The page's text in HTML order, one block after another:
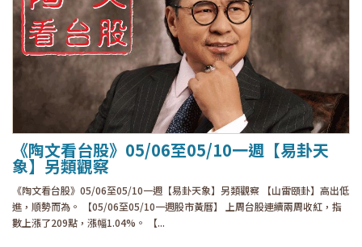
《陶文看台股》05/06至05/10一週【易卦天
象】另類觀察
《陶文看台股》05/06至05/10一週【易卦天象】另類觀察 【山雷頤卦】高出低
進，順勢而為。 【05/06至05/10一週股市黃曆】 上周台股連續兩周收紅，指
數上漲了209點，漲幅1.04%。 【...